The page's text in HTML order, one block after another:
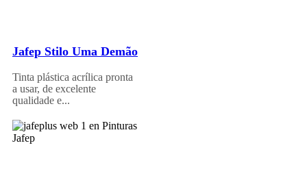
Jafep Stilo Uma Demão
Tinta plástica acrílica pronta
a usar, de excelente
qualidade e...